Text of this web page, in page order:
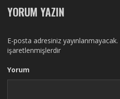
YORUM YAZIN
E-posta adresiniz yayınlanmayacak.
işaretlenmişlerdir
Yorum